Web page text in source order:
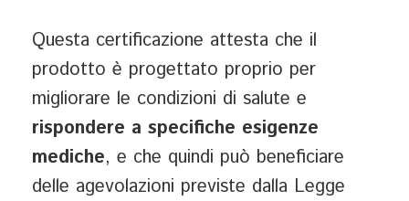
Questa certificazione attesta che il
prodotto è progettato proprio per
migliorare le condizioni di salute e
rispondere a specifiche esigenze
mediche, e che quindi può beneficiare
delle agevolazioni previste dalla Legge